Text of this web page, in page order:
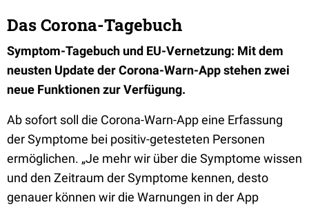
Das Corona-Tagebuch
Symptom-Tagebuch und EU-Vernetzung: Mitdem
neusten Update der Corona-Warn-App stehen zwei
neue Funktionen zur Verfügung.
Ab sofort soll die Corona-Warn-App eine Erfassung
der Symptome bei positiv-getesteten Personen
ermöglichen. „Je mehr wir über die Symptome wissen
und den Zeitraum der Symptome kennen, desto
genauer können wir die Warnungen in der App